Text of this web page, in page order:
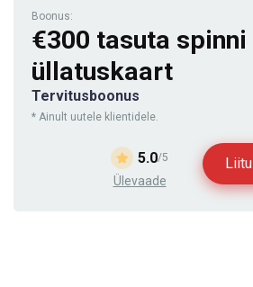
Boonus:
€300 tasuta spinni
üllatuskaart
Tervitusboonus
* Ainult uutele klientidele.
5.0/5
Ülevaade